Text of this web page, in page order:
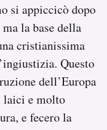
si appiccicò dopo
la base della
cristianissima
Questo
dell’Europa
laici e molto
e fecero la